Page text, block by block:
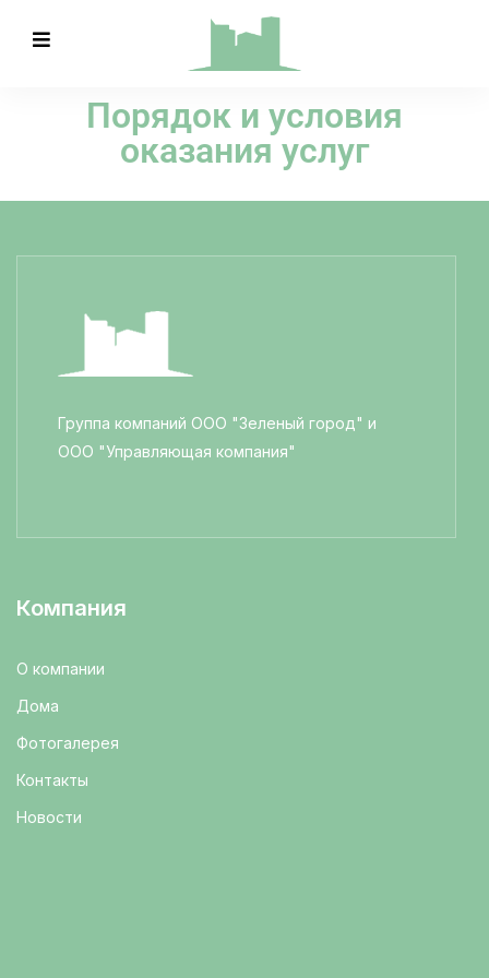
Порядок и условия
оказания услуг
Группа компаний ООО "Зеленый город" и
ООО "Управляющая компания"
Компания
О компании
Дома
Фотогалерея
Контакты
Новости